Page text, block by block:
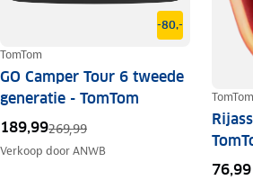
-80,-
TomTom
GO Camper Tour 6 tweede
generatie - TomTom
189,99269,99
Verkoop doorANWB
TomTom
76,99